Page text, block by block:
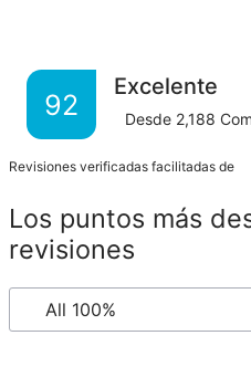
92
Excelente
Desde 2,188
Revisiones verificadas facilitadas de
Los puntos más
revisiones